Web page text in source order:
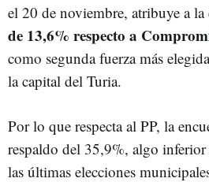
el 20 de noviembre, atribuye a
de 13,6% respecto a
como segunda fuerza más
la capital del Turia.
Por lo que respecta al PP, la
respaldo del 35,9%, algo
las últimas elecciones